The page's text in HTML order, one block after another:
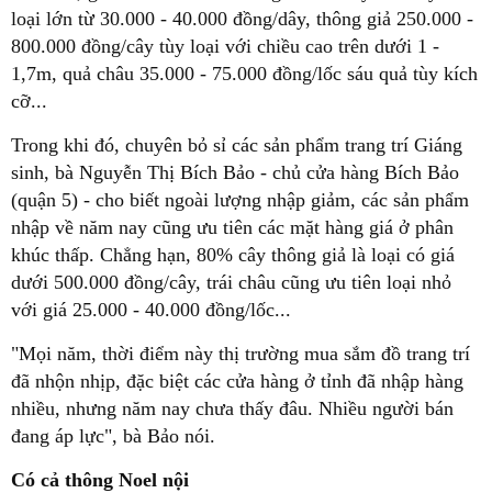
loại lớn từ 30.000 - 40.000 đồng/dây, thông giả 250.000 -
800.000 đồng/cây tùy loại với chiều cao trên dưới 1 -
1,7m, quả châu 35.000 - 75.000 đồng/lốc sáu quả tùy kích
cỡ...
Trong khi đó, chuyên bỏ sỉ các sản phẩm trang trí Giáng
sinh, bà Nguyễn Thị Bích Bảo - chủ cửa hàng Bích Bảo
(quận 5) - cho biết ngoài lượng nhập giảm, các sản phẩm
nhập về năm nay cũng ưu tiên các mặt hàng giá ở phân
khúc thấp. Chẳng hạn, 80% cây thông giả là loại có giá
dưới 500.000 đồng/cây, trái châu cũng ưu tiên loại nhỏ
với giá 25.000 - 40.000 đồng/lốc...
"Mọi năm, thời điểm này thị trường mua sắm đồ trang trí
đã nhộn nhịp, đặc biệt các cửa hàng ở tỉnh đã nhập hàng
nhiều, nhưng năm nay chưa thấy đâu. Nhiều người bán
đang áp lực", bà Bảo nói.
Có cả thông Noel nội